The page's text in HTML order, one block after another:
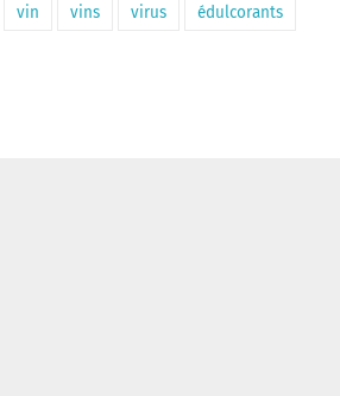
vin vins virus édulcorants